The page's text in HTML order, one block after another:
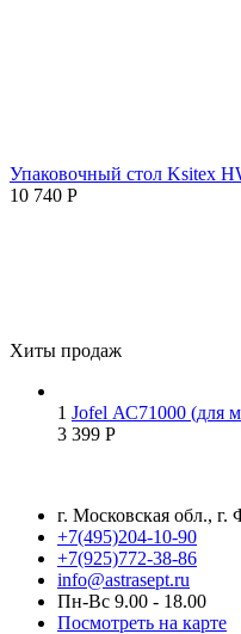
Упаковочный стол Ksitex
10 740 Р
Хиты продаж
1 Jofel АС71000 (для
3 399 Р
г. Московская обл.,
+7(495)204-10-90
+7(925)772-38-86
info@astrasept.ru
Пн-Вс 9.00 - 18.00
Посмотреть на карте